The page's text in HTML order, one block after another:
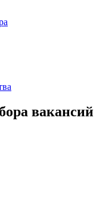
вакансий